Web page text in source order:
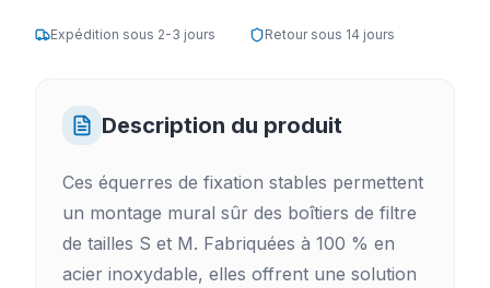
Expédition sous 2-3 jours Retour sous 14 jours
Description du produit
Ces équerres de fixation stables permettent
un montage mural sûr des boîtiers de filtre
de tailles S et M. Fabriquées à 100 % en
acier inoxydable, elles offrent une solution